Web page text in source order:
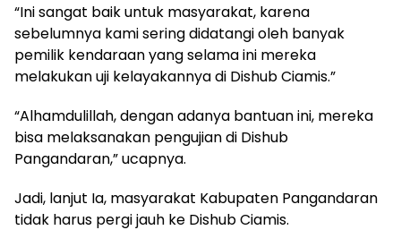
“Ini sangat baik untuk masyarakat, karena
sebelumnya kami sering didatangi oleh banyak
pemilik kendaraan yang selama ini mereka
melakukan uji kelayakannya di Dishub Ciamis.”
“Alhamdulillah, dengan adanya bantuan ini, mereka
bisa melaksanakan pengujian di Dishub
Pangandaran,” ucapnya.
Jadi, lanjut Ia, masyarakat Kabupaten Pangandaran
tidak harus pergi jauh ke Dishub Ciamis.